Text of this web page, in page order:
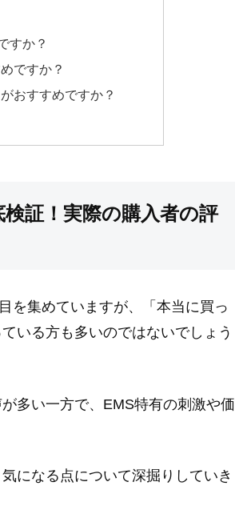
すか？
ですか？
おすすめですか？
証！実際の購入者の評
を集めていますが、「本当に買っ
いる方も多いのではないでしょう
多い一方で、EMS特有の刺激や価
になる点について深掘りしていき